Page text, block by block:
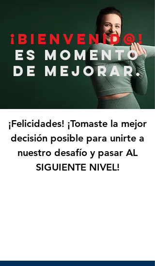
¡bienvenid@!
Es momento
de mejorar.
¡Felicidades! ¡Tomaste la mejor
decisión posible para unirte a
nuestro desafío y pasar AL
SIGUIENTE NIVEL!